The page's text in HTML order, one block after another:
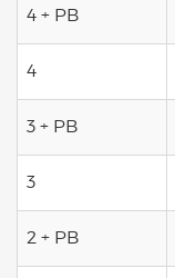
4 + PB
4
3 + PB
3
2 + PB